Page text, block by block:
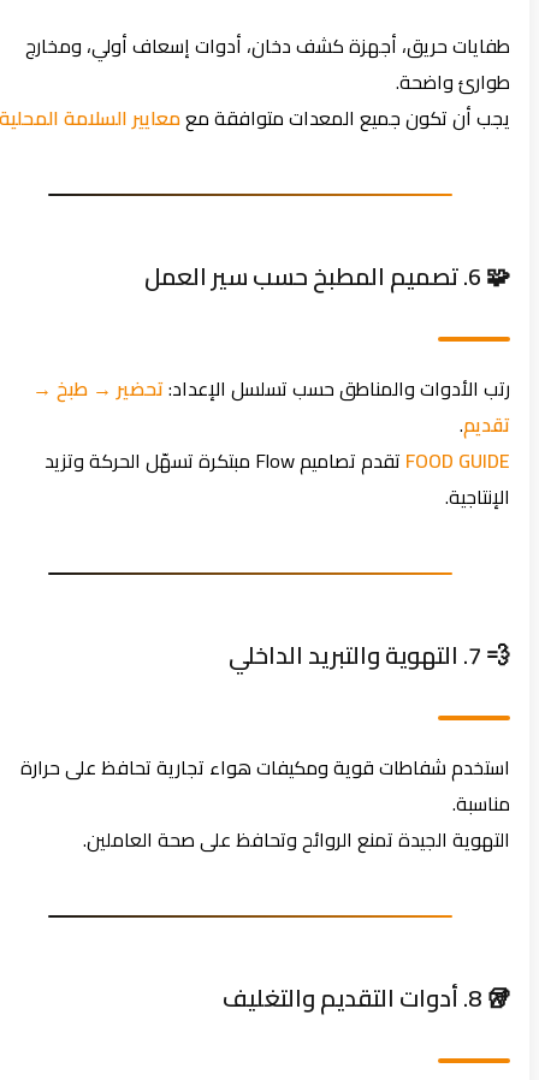
طفايات حريق، أجهزة كشف دخان، أدوات إسعاف أولي، ومخارج
طوارئ واضحة.
يجب أن تكون جميع المعدات متوافقة معمعايير السلامة المحلية.
رتب الأدوات والمناطق حسب تسلسل الإعداد:تحضير → طبخ →
تقديم.
FOOD GUIDE
تقدم تصاميم Flow مبتكرة تسهّل الحركة وتزيد
الإنتاجية.
استخدم شفاطات قوية ومكيفات هواء تجارية تحافظ على حرارة
مناسبة.
التهوية الجيدة تمنع الروائح وتحافظ على صحة العاملين.